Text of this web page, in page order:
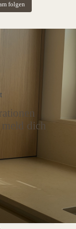
folgen
meld dich